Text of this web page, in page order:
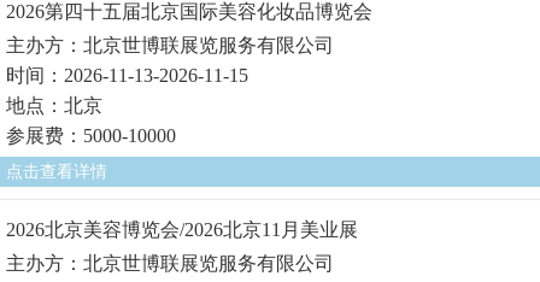
2026第四十五届北京国际美容化妆品博览会
主办方：北京世博联展览服务有限公司
时间：2026-11-13-2026-11-15
地点：北京
参展费：5000-10000
点击查看详情
2026北京美容博览会/2026北京11月美业展
主办方：北京世博联展览服务有限公司